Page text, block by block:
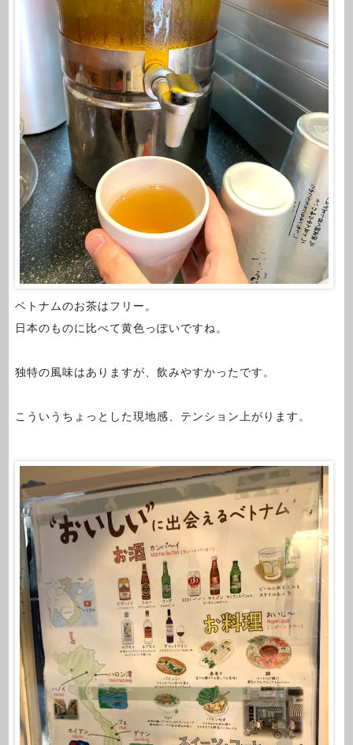
ベトナムのお茶はフリー。
日本のものに比べて黄色っぽいですね。
独特の風味はありますが、飲みやすかったです。
こういうちょっとした現地感、テンション上がります。